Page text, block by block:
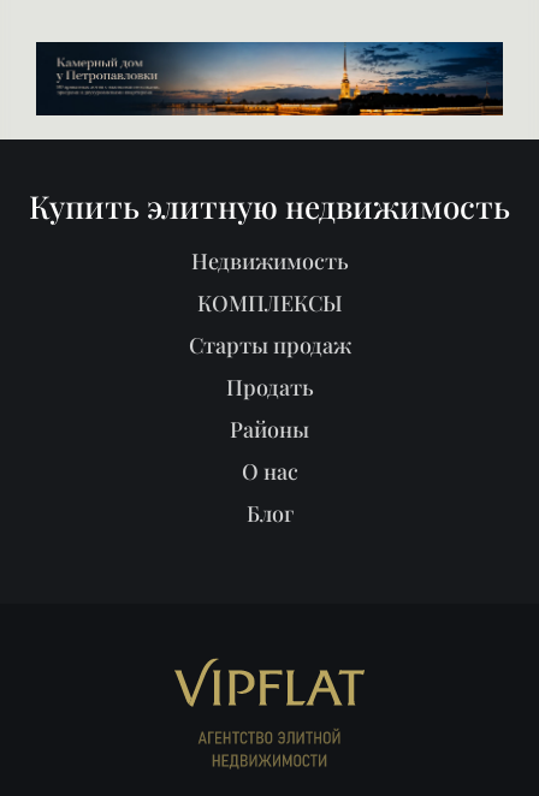
Купить элитную недвижимость
Недвижимость
КОМПЛЕКСЫ
Старты продаж
Продать
Районы
О нас
Блог